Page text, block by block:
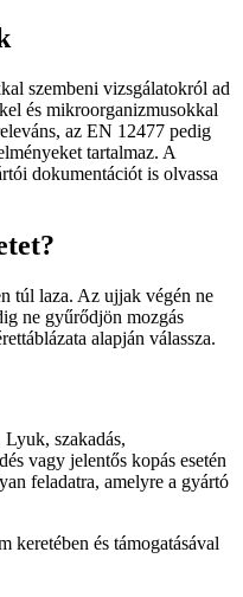
szembeni vizsgálatokról ad
és mikroorganizmusokkal
az EN 12477 pedig
tartalmaz. A
dokumentációt is olvassa
túl laza. Az ujjak végén ne
ne gyűrődjön mozgás
alapján válassza.
szakadás,
vagy jelentős kopás esetén
feladatra, amelyre a gyártó
keretében és támogatásával